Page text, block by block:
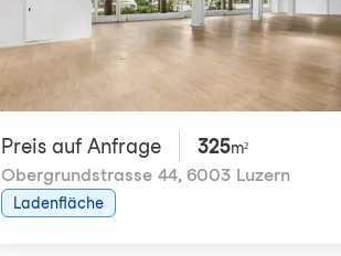
Preis auf Anfrage 325m²
Obergrundstrasse 44, 6003 Luzern
Ladenfläche